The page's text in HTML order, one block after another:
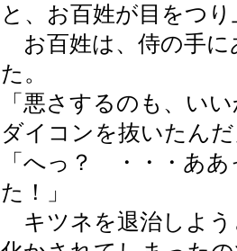
と、お百姓が目をつ
お百姓は、侍の手に
た。
「悪さするのも、い
ダイコンを抜いたん
「へっ？ ・・・あ
た！」
キツネを退治しよう